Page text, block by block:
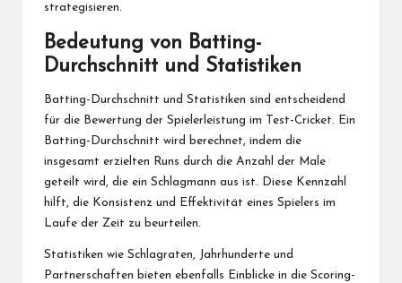
strategisieren.
Bedeutung von Batting-
Durchschnitt und Statistiken
Batting-Durchschnitt und Statistiken sind entscheidend
für die Bewertung der Spielerleistung im Test-Cricket. Ein
Batting-Durchschnitt wird berechnet, indem die
insgesamt erzielten Runs durch die Anzahl der Male
geteilt wird, die ein Schlagmann aus ist. Diese Kennzahl
hilft, die Konsistenz und Effektivität eines Spielers im
Laufe der Zeit zu beurteilen.
Statistiken wie Schlagraten, Jahrhunderte und
Partnerschaften bieten ebenfalls Einblicke in die Scoring-